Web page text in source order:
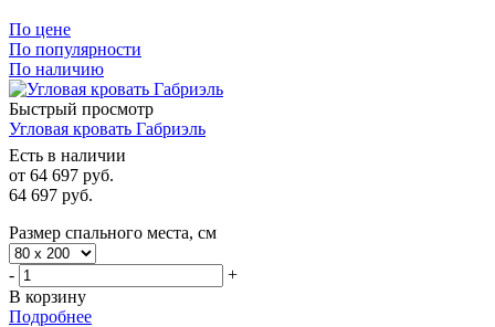
По цене
По популярности
По наличию
Быстрый просмотр
Угловая кровать Габриэль
Есть в наличии
от 64 697 руб.
64 697 руб.
Размер спального места, см
-
+
В корзину
Подробнее